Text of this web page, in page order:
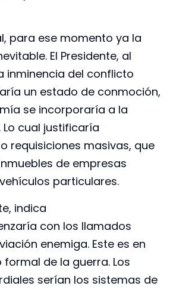
para ese momento ya la
El Presidente, al
inminencia del conflicto
un estado de conmoción,
se incorporaría a la
cual justificaría
requisiciones masivas, que
de empresas
particulares.
indica
con los llamados
enemiga. Este es en
de la guerra. Los
serían los sistemas de